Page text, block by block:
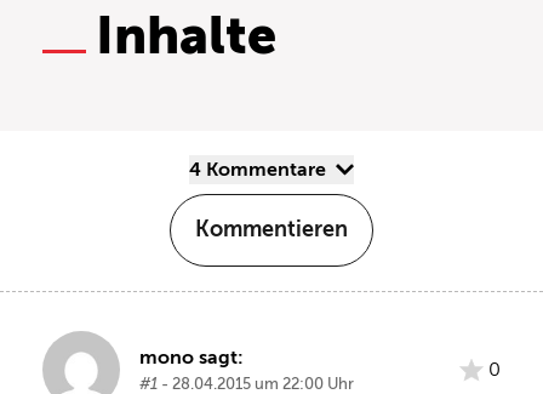
Inhalte
4 Kommentare
Kommentieren
mono sagt:
#1 - 28.04.2015 um 22:00 Uhr
0